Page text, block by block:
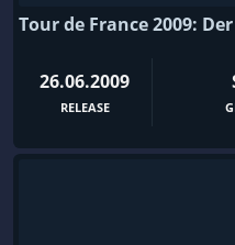
Tour de France 2009:
26.06.2009
RELEASE